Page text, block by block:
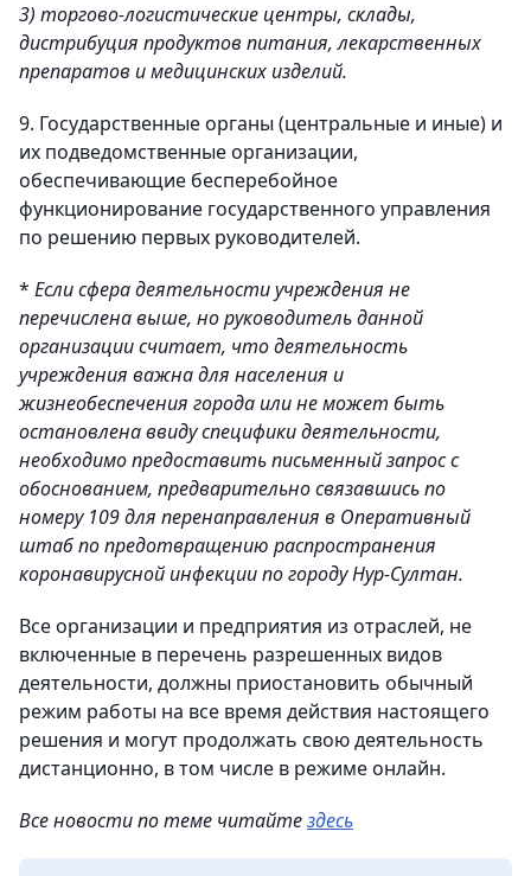
3) торгово-логистические центры, склады,
дистрибуция продуктов питания, лекарственных
препаратов и медицинских изделий.
9. Государственные органы (центральные и иные) и
их подведомственные организации,
обеспечивающие бесперебойное
функционирование государственного управления
по решению первых руководителей.
* Если сфера деятельности учреждения не
перечислена выше, но руководитель данной
организации считает, что деятельность
учреждения важна для населения и
жизнеобеспечения города или не может быть
остановлена ввиду специфики деятельности,
необходимо предоставить письменный запрос с
обоснованием, предварительно связавшись по
номеру 109 для перенаправления в Оперативный
штаб по предотвращению распространения
коронавирусной инфекции по городу Нур-Султан.
Все организации и предприятия из отраслей, не
включенные в перечень разрешенных видов
деятельности, должны приостановить обычный
режим работы на все время действия настоящего
решения и могут продолжать свою деятельность
дистанционно, в том числе в режиме онлайн.
Все новости по теме читайтездесь